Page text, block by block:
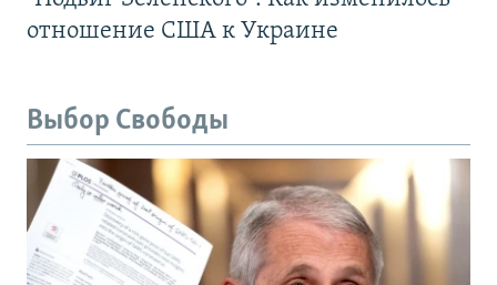
отношение США к Украине
Выбор Свободы